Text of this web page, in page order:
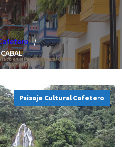
Paisaje Cultural Cafetero